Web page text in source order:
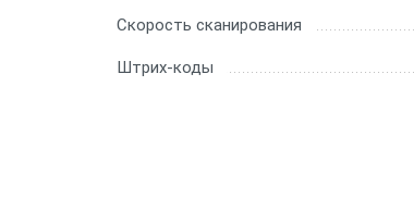
Скорость сканирования
Штрих-коды